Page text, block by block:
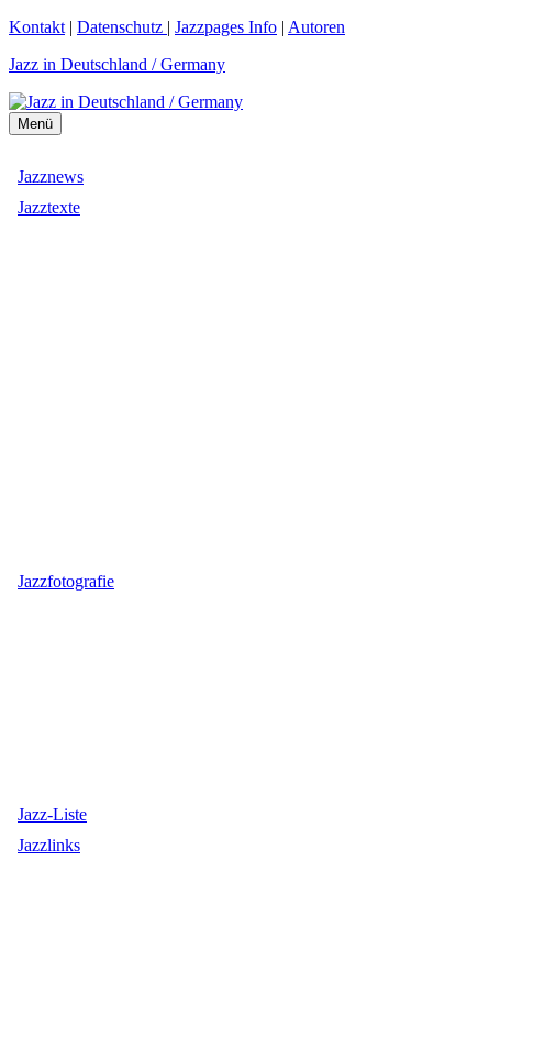
Zum
springen
Kontakt | Datenschutz | Jazzpages Info | Autoren
Jazz in Deutschland / Germany
Menü
Jazznews
Jazztexte
Jazzfotografie
Jazz-Liste
Jazzlinks